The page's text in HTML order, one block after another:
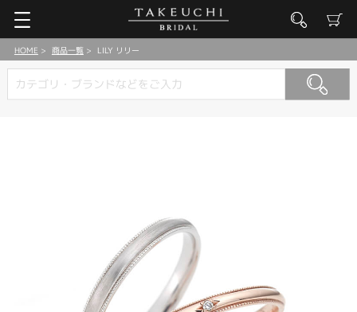
HOME 商品一覧 LILY リリー